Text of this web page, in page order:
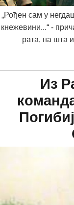
„Рођен сам у
кнежевини...“ -
рата, на шта
Из